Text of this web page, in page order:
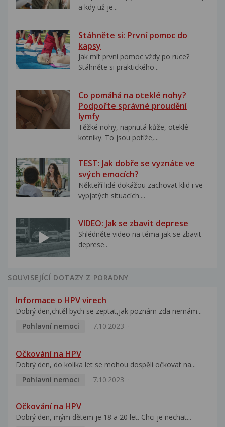
a kdy už je...
Stáhněte si: První pomoc do
kapsy
Jak mít první pomoc vždy po ruce?
Stáhněte si praktického...
Co pomáhá na oteklé nohy?
Podpořte správné proudění
lymfy
Těžké nohy, napnutá kůže, oteklé
kotníky. To jsou potíže,...
TEST: Jak dobře se vyznáte ve
svých emocích?
Někteří lidé dokážou zachovat klid i ve
vypjatých situacích....
VIDEO: Jak se zbavit deprese
Shlédněte video na téma jak se zbavit
deprese..
SOUVISEJÍCÍ DOTAZY Z PORADNY
Informace o HPV virech
Dobrý den,chtěl bych se zeptat,jak poznám zda nemám...
Pohlavní nemoci
7.10.2023
Očkování na HPV
Dobrý den, do kolika let se mohou dospělí očkovat na...
Pohlavní nemoci
7.10.2023
Očkování na HPV
Dobrý den, mým dětem je 18 a 20 let. Chci je nechat...